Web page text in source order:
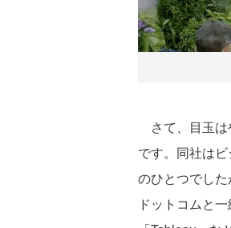
さて、目玉は
です。同社は
のひとつでし
ドットコムと